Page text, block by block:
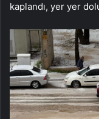
kaplandı, yer yer